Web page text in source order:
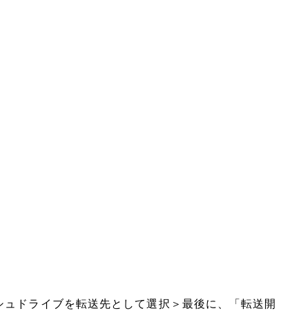
ドライブを転送先として選択＞最後に、「転送開